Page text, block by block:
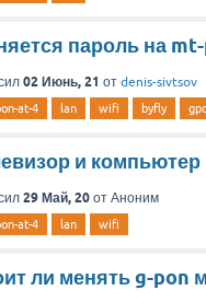
пароль на
02 Июнь, 21 от denis-sivtsov
at-4 lan wifi byfly
и компьютер
29 Май, 20 от Аноним
at-4 lan wifi
ли менять g-pon